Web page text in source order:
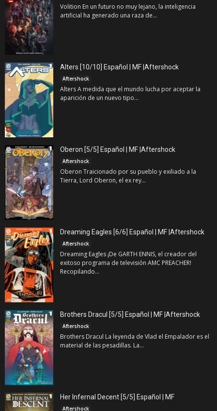
Volition En un futuro no muy lejano, la inteligencia
artificial ha generado una raza de...
Alters [10/10] Español | MF |Aftershock
Aftershock
Alters A medida que el mundo lucha por aceptar la
aparición de un nuevo tipo...
Oberon [5/5] Español | MF |Aftershock
Aftershock
Oberon Traicionado por su pueblo y exiliado a la
Tierra, Lord Oberon, el ex rey...
Dreaming Eagles [6/6] Español | MF |Aftershock
Aftershock
Dreaming Eagles ¡De GARTH ENNIS, el creador del
exitoso programa de televisión AMC PREACHER!
Recopilando...
Brothers Dracul [5/5] Español | MF |Aftershock
Aftershock
Brothers Dracul La leyenda de Vlad el Empalador es el
material de las pesadillas. La...
Her Infernal Decent [5/5] Español | MF
Aftershock